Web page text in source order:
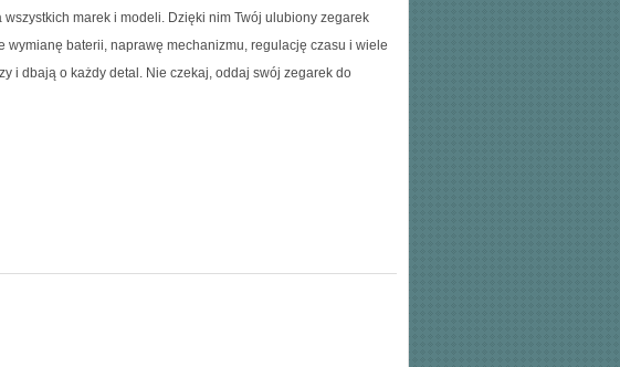
marek i modeli. Dzięki nim Twój ulubiony zegarek
wymianę baterii, naprawę mechanizmu, regulację czasu i wiele
i dbają o każdy detal. Nie czekaj, oddaj swój zegarek do